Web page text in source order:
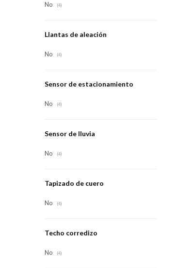
No (4)
Llantas de aleación
No (4)
Sensor de estacionamiento
No (4)
Sensor de lluvia
No (4)
Tapizado de cuero
No (4)
Techo corredizo
No (4)